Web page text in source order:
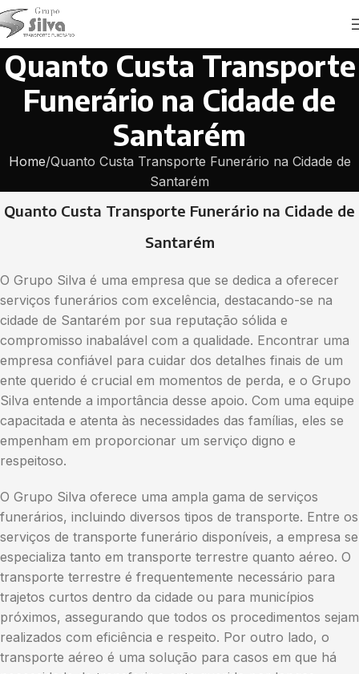
Quanto Custa Transporte
Funerário na Cidade de
Santarém
Home Quanto Custa Transporte Funerário na Cidade de
Santarém
Quanto Custa Transporte Funerário na Cidade de
Santarém
O Grupo Silva é uma empresa que se dedica a oferecer
serviços funerários com excelência, destacando-se na
cidade de Santarém por sua reputação sólida e
compromisso inabalável com a qualidade. Encontrar uma
empresa confiável para cuidar dos detalhes finais de um
ente querido é crucial em momentos de perda, e o Grupo
Silva entende a importância desse apoio. Com uma equipe
capacitada e atenta às necessidades das famílias, eles se
empenham em proporcionar um serviço digno e
respeitoso.
O Grupo Silva oferece uma ampla gama de serviços
funerários, incluindo diversos tipos de transporte. Entre os
serviços de transporte funerário disponíveis, a empresa se
especializa tanto em transporte terrestre quanto aéreo. O
transporte terrestre é frequentemente necessário para
trajetos curtos dentro da cidade ou para municípios
próximos, assegurando que todos os procedimentos sejam
realizados com eficiência e respeito. Por outro lado, o
transporte aéreo é uma solução para casos em que há